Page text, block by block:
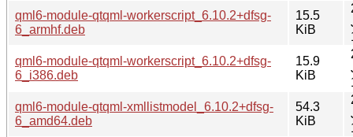
qml6-module-qtqml-workerscript_6.10.2+dfsg-
6_armhf.deb
15.5
KiB
qml6-module-qtqml-workerscript_6.10.2+dfsg-
6_i386.deb
15.9
KiB
qml6-module-qtqml-xmllistmodel_6.10.2+dfsg-
6_amd64.deb
54.3
KiB